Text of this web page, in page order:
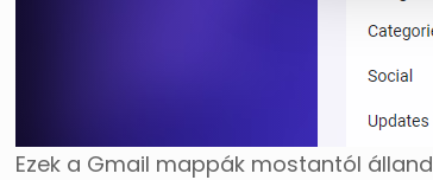
Ezek a Gmail mappák mostantól